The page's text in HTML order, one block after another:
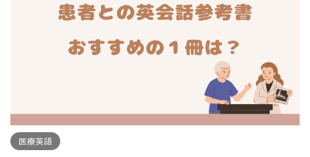
医療英語